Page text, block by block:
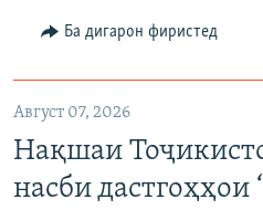
Ба дигарон фиристед
Август 07, 2026
Нақшаи
насби дастгоҳҳои